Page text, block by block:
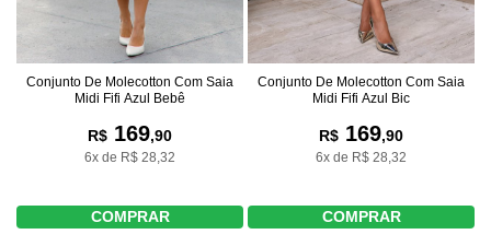
Conjunto De Molecotton Com Saia
Midi Fifi Azul Bebê
R$ 169,90
6x de R$ 28,32
COMPRAR
Conjunto De Molecotton Com Saia
Midi Fifi Azul Bic
R$ 169,90
6x de R$ 28,32
COMPRAR